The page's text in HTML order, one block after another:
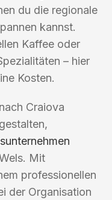
du die regionale
kannst.
Kaffee oder
– hier
Kosten.
Craiova
Mit
professionellen
der Organisation